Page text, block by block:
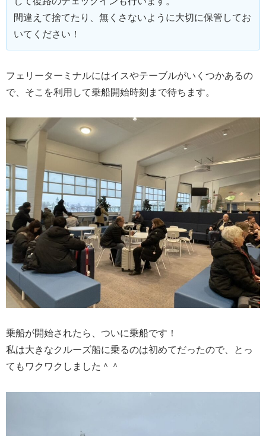
間違えて捨てたり、無くさないように大切に保管してお
いてください！
フェリーターミナルにはイスやテーブルがいくつかあるの
で、そこを利用して乗船開始時刻まで待ちます。
乗船が開始されたら、ついに乗船です！
私は大きなクルーズ船に乗るのは初めてだったので、とっ
てもワクワクしました＾＾